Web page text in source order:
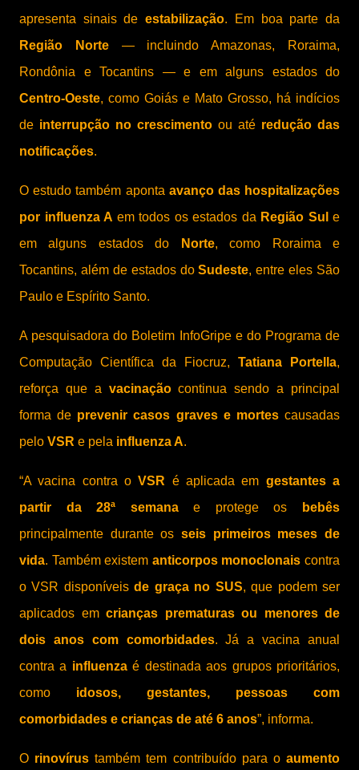
apresenta sinais deestabilização. Em boa parte da
Região Norte— incluindo Amazonas, Roraima,
Rondônia e Tocantins — e em alguns estados do
Centro-Oeste, como Goiás e Mato Grosso, há indícios
de interrupção no crescimento ou até redução das
notificações.
O estudo também aponta avanço das hospitalizações
por influenza A em todos os estados da Região Sul e
em alguns estados do
Norte, como Roraima e
Tocantins, além de estados doSudeste, entre eles São
Paulo e Espírito Santo.
A pesquisadora do Boletim InfoGripe e do Programa de
Computação Científica da Fiocruz, Tatiana Portella,
reforça que a vacinaçãocontinua sendo a principal
forma de prevenir casos graves e mortescausadas
pelo VSR e pela influenza A.
“A vacina contra oVSR é aplicada em gestantes a
partir da 28ª semanae protege os
bebês
principalmente durante os seis primeiros meses de
vida. Também existem anticorpos monoclonaiscontra
o VSR disponíveisde graça no SUS, que podem ser
aplicados em crianças prematuras ou menores de
dois anos com comorbidades. Já a vacina anual
contra a influenzaé destinada aos grupos prioritários,
como idosos, gestantes, pessoas com
comorbidades e crianças de até 6 anos”, informa.
O rinovírustambém tem contribuído para oaumento